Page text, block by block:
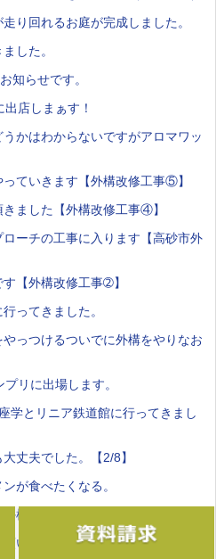
り回れるお庭が完成しました。
した。
知らせです。
店しまぁす！
かはわからないですがアロマワッ
ていきます【外構改修工事⑤】
ました【外構改修工事④】
ーチの工事に入ります【高砂市外
【外構改修工事➁】
ってきました。
っつけるついでに外構をやりなお
リに出場します。
学とリニア鉄道館に行ってきまし
丈夫でした。【2/8】
が食べたくなる。
か植栽工事です【外構工事⑪】
願いします。